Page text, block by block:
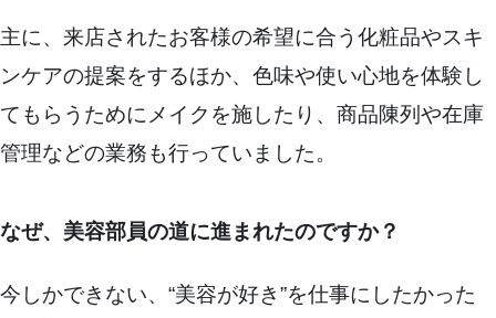
主に、来店されたお客様の希望に合う化粧品やスキ
ンケアの提案をするほか、色味や使い心地を体験し
てもらうためにメイクを施したり、商品陳列や在庫
管理などの業務も行っていました。
なぜ、美容部員の道に進まれたのですか？
今しかできない、“美容が好き”を仕事にしたかった